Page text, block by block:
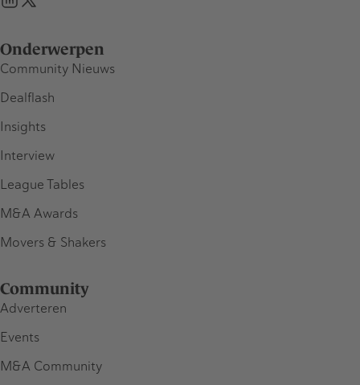
Onderwerpen
Community Nieuws
Dealflash
Insights
Interview
League Tables
M&A Awards
Movers & Shakers
Community
Adverteren
Events
M&A Community